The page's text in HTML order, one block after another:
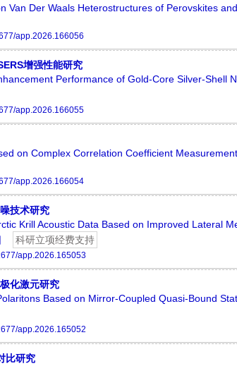
Van Der Waals Heterostructures of Perovskites
app.2026.166056
增强性能研究
Performance of Gold-Core Silver-Shell
app.2026.166055
on Complex Correlation Coefficient Measurement
app.2026.166054
技术研究
Krill Acoustic Data Based on Improved Lateral
科研立项经费支持
app.2026.165053
化激元研究
Based on Mirror-Coupled Quasi-Bound
app.2026.165052
比研究